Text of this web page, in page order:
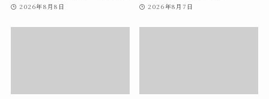
2026年8月8日 2026年8月7日